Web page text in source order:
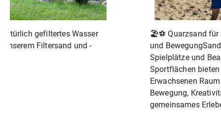
gefiltertes Wasser
unserem Filtersand und -
🏖⚽ Quarzsand für
und
Spielplätze und
Sportflächen
Erwachsenen
Bewegung,
gemeinsames